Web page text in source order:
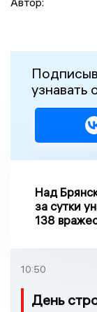
узнавать
Над
за сутки
138
10:50
День